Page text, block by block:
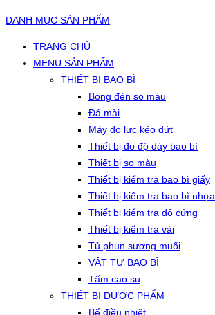
DANH MỤC SẢN PHẨM
TRANG CHỦ
MENU SẢN PHẨM
THIẾT BỊ BAO BÌ
Bóng đèn so màu
Đá mài
Máy đo lực kéo đứt
Thiết bị đo độ dày bao bì
Thiết bị so màu
Thiết bị kiểm tra bao bì giấy
Thiết bị kiểm tra bao bì nhựa
Thiết bị kiểm tra độ cứng
Thiết bị kiểm tra vải
Tủ phun sương muối
VẬT TƯ BAO BÌ
Tấm cao su
THIẾT BỊ DƯỢC PHẨM
Bể điều nhiệt